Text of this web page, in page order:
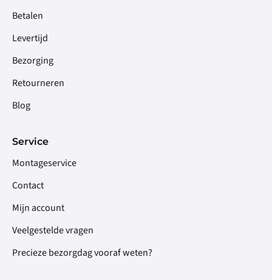
Betalen
Levertijd
Bezorging
Retourneren
Blog
Service
Montageservice
Contact
Mijn account
Veelgestelde vragen
Precieze bezorgdag vooraf weten?